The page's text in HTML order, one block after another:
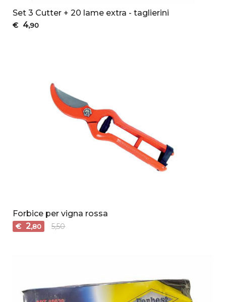
Set 3 Cutter + 20 lame extra - taglierini
€ 4,90
Forbice per vigna rossa
€ 2,80 5,50